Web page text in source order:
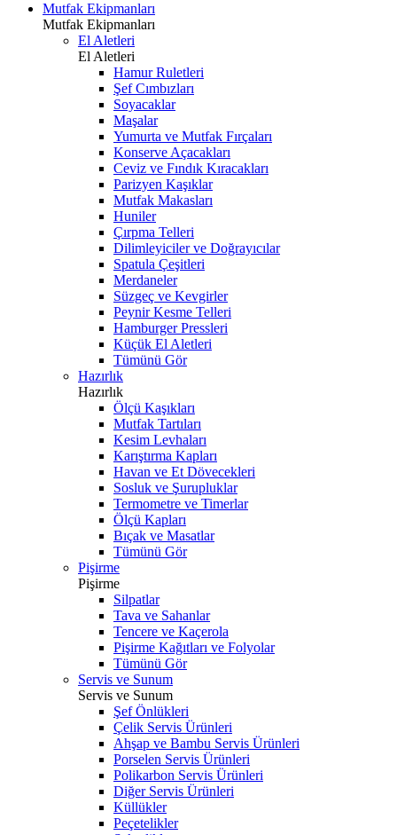
Mutfak Ekipmanları
Mutfak Ekipmanları
El Aletleri
El Aletleri
Hamur Ruletleri
Şef Cımbızları
Soyacaklar
Maşalar
Yumurta ve Mutfak Fırçaları
Konserve Açacakları
Ceviz ve Fındık Kıracakları
Parizyen Kaşıklar
Mutfak Makasları
Huniler
Çırpma Telleri
Dilimleyiciler ve Doğrayıcılar
Spatula Çeşitleri
Merdaneler
Süzgeç ve Kevgirler
Peynir Kesme Telleri
Hamburger Pressleri
Küçük El Aletleri
Tümünü Gör
Hazırlık
Hazırlık
Ölçü Kaşıkları
Mutfak Tartıları
Kesim Levhaları
Karıştırma Kapları
Havan ve Et Dövecekleri
Sosluk ve Şurupluklar
Termometre ve Timerlar
Ölçü Kapları
Bıçak ve Masatlar
Tümünü Gör
Pişirme
Pişirme
Silpatlar
Tava ve Sahanlar
Tencere ve Kaçerola
Pişirme Kağıtları ve Folyolar
Tümünü Gör
Servis ve Sunum
Servis ve Sunum
Şef Önlükleri
Çelik Servis Ürünleri
Ahşap ve Bambu Servis Ürünleri
Porselen Servis Ürünleri
Polikarbon Servis Ürünleri
Diğer Servis Ürünleri
Küllükler
Peçetelikler